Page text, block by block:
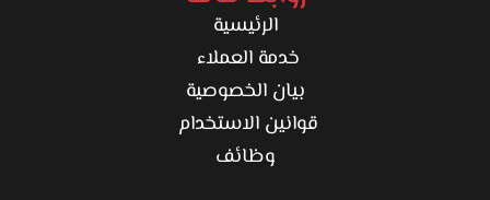
الرئيسية
خدمة العملاء
بيان الخصوصية
قوانين الاستخدام
وظائف